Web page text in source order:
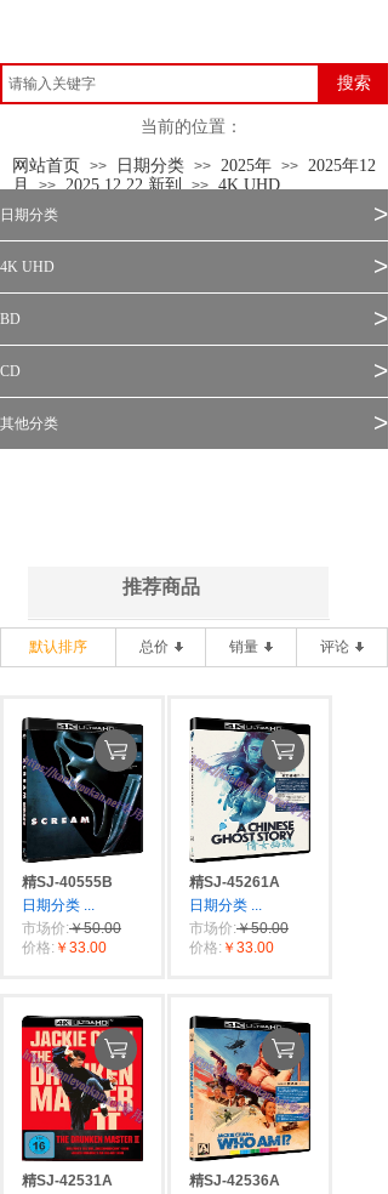
搜索
当前的位置：
网站首页 >> 日期分类 >> 2025年 >> 2025年12
月 >> 2025.12.22 新到 >> 4K UHD
日期分类 >
4K UHD >
BD >
CD >
其他分类 >
推荐商品
默认排序 总价 销量 评论
精SJ-40555B
日期分类 ...
市场价:￥50.00
价格: ￥33.00
精SJ-45261A
日期分类 ...
市场价:￥50.00
价格: ￥33.00
精SJ-42531A
精SJ-42536A